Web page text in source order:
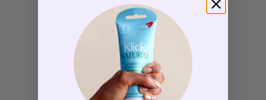
Load More Products
1
Rezultatų: 1